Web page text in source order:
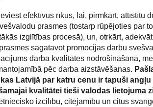
efektīvus rīkus, lai, pirmkārt, attīstītu
prasmes (tostarp rūpējoties par
izglītības procesā), un, otrkārt,
sagatavot promocijas darbu
darba kvalitātes nodrošināšanā,
pēc darba aizstāvēšanas.
Latvijā par katru cenu ir tapuši angļu
kvalitātei tieši valodas lietojuma
izcilību, citējamību un citus